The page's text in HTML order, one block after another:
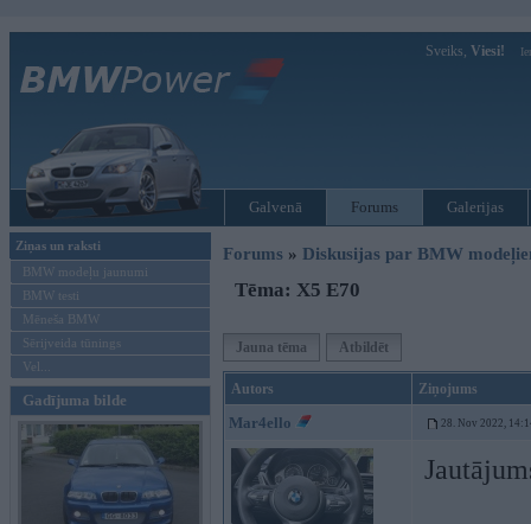
Sveiks, Viesi!
Galvenā Forums Galerijas
Ziņas un raksti
BMW modeļu jaunumi
BMW testi
Mēneša BMW
Sērijveida tūnings
Vel...
Gadījuma bilde
Forums » Diskusijas par BMW
Tēma: X5 E70
Jauna tēma Atbildēt
Autors Ziņojums
Mar4ello 28. Nov 2022,